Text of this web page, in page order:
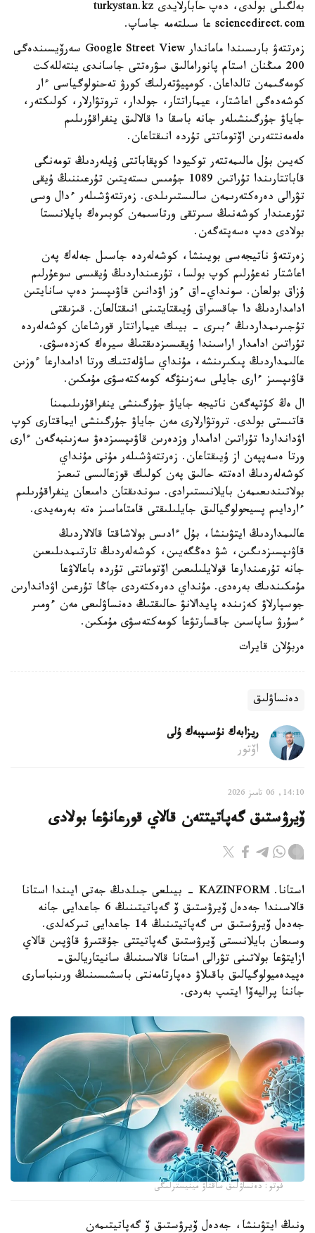
بەلگىلى بولدى، دەپ حابارلايدى turkystan.kz
sciencedirect.com عا سىلتەمە جاساپ.
زەرتتەۋ بارىسىندا ماماندار Google Street View سەرۆيسىندەگى
200 مىڭنان استام پانورامالىق سۋرەتتى جاساندى ينتەللەكت
كومەگىمەن تالداعان. كومپيۋتەرلىك كورۋ تەحنولوگياسى ءار
كوشەدەگى اعاشتار، عيماراتتار، جولدار، تروتۋارلار، كولىكتەر،
جاياۋ جۇرگىنشىلەر جانە باسقا دا قالالىق ينفراقۇرىلىم
ەلەمەنتتەرىن اۆتوماتتى تۇردە انىقتاعان.
كەيىن بۇل مالىمەتتەر توكيودا كوپقاباتتى ۇيلەردىڭ تومەنگى
قاباتتارىندا تۇراتىن 1089 جۇمىس ىستەيتىن تۇرعىننىڭ ۇيقى
تۋرالى دەرەكتەرىمەن سالىستىرىلدى. زەرتتەۋشىلەر ءدال وسى
تۇرعىندار كوشەنىڭ سىرتقى ورتاسىمەن كوبىرەك بايلانىستا
بولادى دەپ ەسەپتەگەن.
زەرتتەۋ ناتيجەسى بويىنشا، كوشەلەردە جاسىل جەلەك پەن
اعاشتار نەعۇرلىم كوپ بولسا، تۇرعىنداردىڭ ۇيقىسى سوعۇرلىم
ۇزاق بولعان. سونداي-اق ءوز اۋدانىن قاۋىپسىز دەپ سانايتىن
ادامداردىڭ دا جاقسىراق ۇيىقتايتىنى انىقتالعان. قىزىقتى
تۇجىرىمداردىڭ ءبىرى - بيىك عيماراتتار قورشاعان كوشەلەردە
تۇراتىن ادامدار اراسىندا ۇيقىسىزدىقتىڭ سيرەك كەزدەسۋى.
عالىمداردىڭ پىكىرىنشە، مۇنداي ساۋلەتتىك ورتا ادامدارعا ءوزىن
قاۋىپسىز ءارى جايلى سەزىنۋگە كومەكتەسۋى مۇمكىن.
ال ەڭ كۇتپەگەن ناتيجە جاياۋ جۇرگىنشى ينفراقۇرىلىمىنا
قاتىستى بولدى. تروتۋارلارى مەن جاياۋ جۇرگىنشى ايماقتارى كوپ
اۋدانداردا تۇراتىن ادامدار وزدەرىن قاۋىپسىزدەۋ سەزىنبەگەن ءارى
ورتا ەسەپپەن از ۇيىقتاعان. زەرتتەۋشىلەر مۇنى مۇنداي
كوشەلەردىڭ ادەتتە حالىق پەن كولىك قوزعالىسى تىعىز
بولاتىندىعىمەن بايلانىستىرادى. سوندىقتان دامىعان ينفراقۇرىلىم
ءاردايىم پسيحولوگيالىق جايلىلىقتى قامتاماسىز ەتە بەرمەيدى.
عالىمداردىڭ ايتۋىنشا، بۇل ءادىس بولاشاقتا قالالاردىڭ
قاۋىپسىزدىگىن، شۋ دەڭگەيىن، كوشەلەردىڭ تارتىمدىلىعىن
جانە تۇرعىندارعا قولايلىلىعىن اۆتوماتتى تۇردە باعالاۋعا
مۇمكىندىك بەرەدى. مۇنداي دەرەكتەردى جاڭا تۇرعىن اۋداندارىن
جوسپارلاۋ كەزىندە پايدالانۋ حالىقتىڭ دەنساۋلىعى مەن ءومىر
ءسۇرۋ ساپاسىن جاقسارتۋعا كومەكتەسۋى مۇمكىن.
ەربۇلان قايرات
دەنساۋلىق
ريزابەك نۇسىپبەك ۇلى
اۆتور
14:10, 06 تامىز 2026
ۆيرۋستىق گەپاتيتتەن قالاي قورعانۋعا بولادى
استانا. KAZINFORM - بيىلعى جىلدىڭ جەتى ايىندا استانا
قالاسىندا جەدەل ۆيرۋستىق ۆ گەپاتيتىنىڭ 6 جاعدايى جانە
جەدەل ۆيرۋستىق س گەپاتيتىنىڭ 14 جاعدايى تىركەلدى.
وسىعان بايلانىستى ۆيرۋستىق گەپاتيتتى جۇقتىرۋ قاۋپىن قالاي
ازايتۋعا بولاتىنى تۋرالى استانا قالاسىنىڭ سانيتاريالىق-
ەپيدەميولوگيالىق باقىلاۋ دەپارتامەنتى باسشىسىنىڭ ورىنباسارى
جاننا پراليەۆا ايتىپ بەردى.
فوتو: دەنساۋلىق ساقتاۋ مينيسترلىگى
ونىڭ ايتۋىنشا، جەدەل ۆيرۋستىق ۆ گەپاتيتىمەن